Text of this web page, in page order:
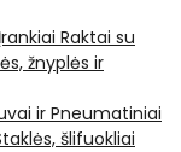
Raktai su
žnyplės ir
ir Pneumatiniai
šlifuokliai